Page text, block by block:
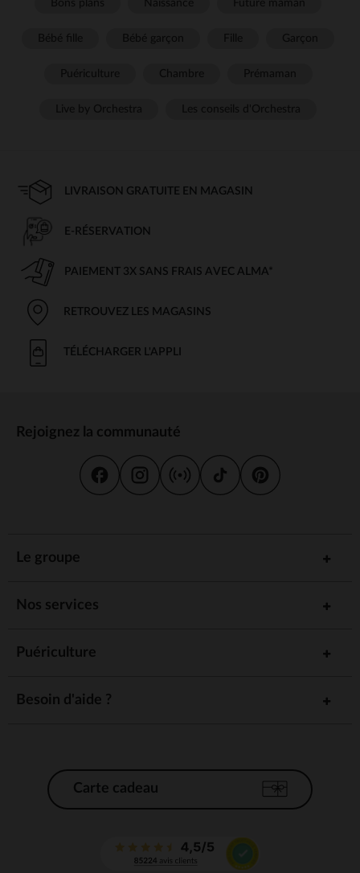
LIVRAISON GRATUITE EN MAGASIN
E-RÉSERVATION
PAIEMENT 3X SANS FRAIS AVEC ALMA*
RETROUVEZ LES MAGASINS
TÉLÉCHARGER L'APPLI
Rejoignez la communauté
Le groupe
Nos services
Puériculture
Besoin d'aide ?
Carte cadeau